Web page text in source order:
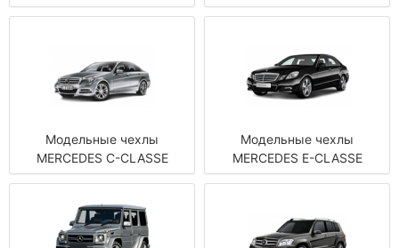
Модельные чехлы
MERCEDES C-CLASSE
Модельные чехлы
MERCEDES E-CLASSE